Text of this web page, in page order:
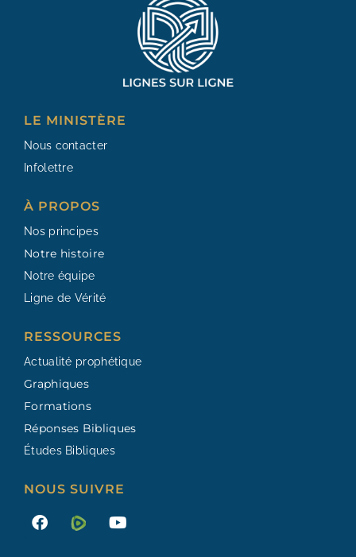
LE MINISTÈRE
Nous contacter
Infolettre
À PROPOS
Nos principes
Notre histoire
Notre équipe
Ligne de Vérité
RESSOURCES​
Actualité prophétique
Graphiques
Formations
Réponses Bibliques
Études Bibliques
NOUS SUIVRE
F
a
Y
o